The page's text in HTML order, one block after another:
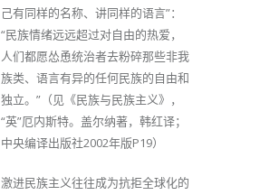
己有同样的名称、讲同样的语言”：
“民族情绪远远超过对自由的热爱，
人们都愿怂恿统治者去粉碎那些非我
族类、语言有异的任何民族的自由和
独立。”（见《民族与民族主义》，
“英”厄内斯特。盖尔纳著，韩红译；
中央编译出版社2002年版P19）
激进民族主义往往成为抗拒全球化的